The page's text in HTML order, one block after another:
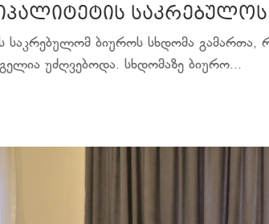
საკრებულომ ბიუროს სხდომა
უძღვებოდა. სხდომაზე ბიურო...